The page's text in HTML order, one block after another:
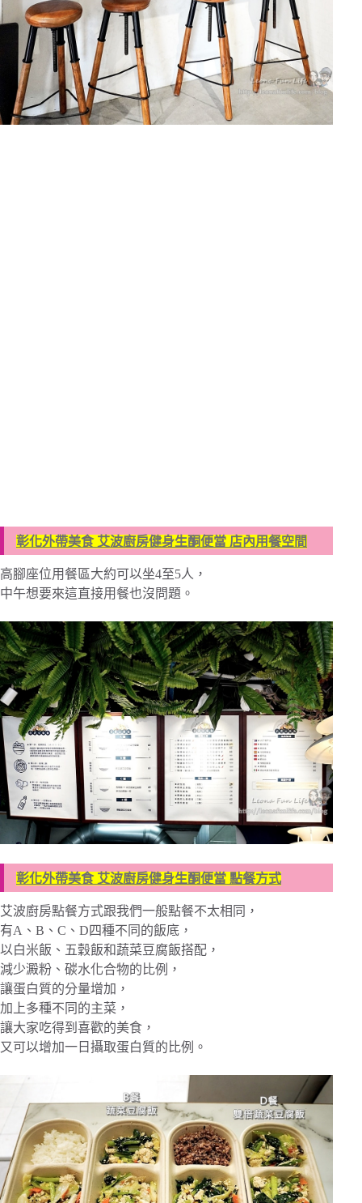
彰化外帶美食 艾波廚房健身生酮便當 店內用餐空間
高腳座位用餐區大約可以坐4至5人，
中午想要來這直接用餐也沒問題。
彰化外帶美食 艾波廚房健身生酮便當 點餐方式
艾波廚房點餐方式跟我們一般點餐不太相同，
有A、B、C、D四種不同的飯底，
以白米飯、五穀飯和蔬菜豆腐飯搭配，
減少澱粉、碳水化合物的比例，
讓蛋白質的分量增加，
加上多種不同的主菜，
讓大家吃得到喜歡的美食，
又可以增加一日攝取蛋白質的比例。